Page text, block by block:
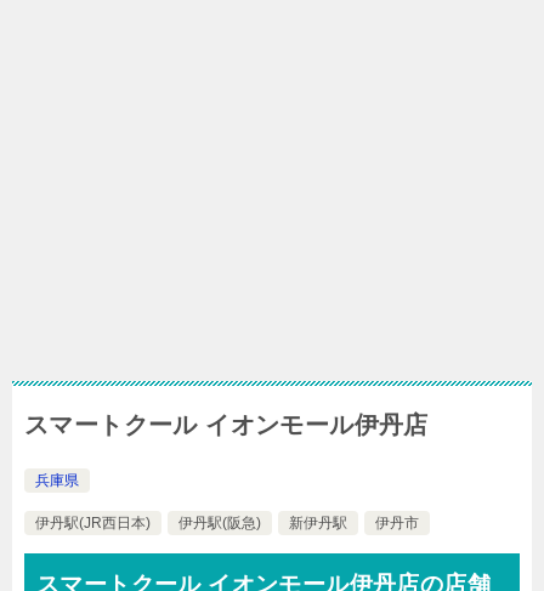
スマートクール イオンモール伊丹店
兵庫県
伊丹駅(JR西日本) 伊丹駅(阪急) 新伊丹駅 伊丹市
スマートクール イオンモール伊丹店の店舗